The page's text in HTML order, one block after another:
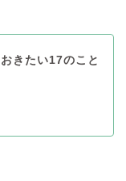
きたい17のこと